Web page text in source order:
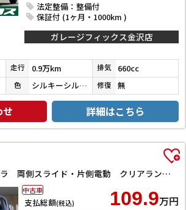
法定整備：整備付
保証付 (1ヶ月・1000km )
ガレージフィックス金沢店
走行 0.9万km 排気 660cc
色 シルキーシルバーメタリック 修復 無
せ 詳細はこちら
L ETC バックカメラ 両側スライド・片側電動 クリアランスソナー オートクルーズコントロール レーンアシスト 衝突被害軽減システム オートライト スマートキー アイドリングストップ 電動格納ミラー
支払総額(税込) 109.9万円
中古車